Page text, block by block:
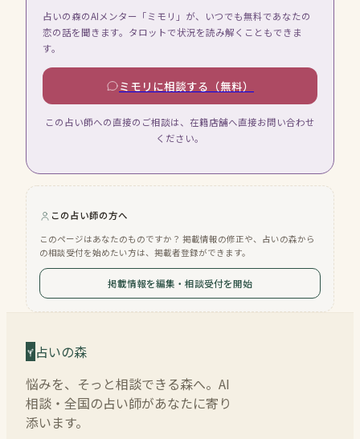
占いの森のAIメンター「ミモリ」が、いつでも無料であなたの
恋の話を聞きます。タロットで状況を読み解くこともできま
す。
ミモリに相談する（無料）
この占い師への直接のご相談は、在籍店舗へ直接お問い合わせ
ください。
この占い師の方へ
このページはあなたのものですか？ 掲載情報の修正や、占いの森から
の相談受付を始めたい方は、掲載者登録ができます。
掲載情報を編集・相談受付を開始
占いの森
悩みを、そっと相談できる森へ。AI
相談・全国の占い師があなたに寄り
添います。